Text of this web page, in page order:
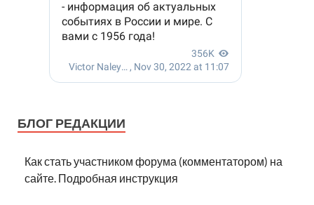
БЛОГ РЕДАКЦИИ
Как стать участником форума (комментатором) на
сайте. Подробная инструкция